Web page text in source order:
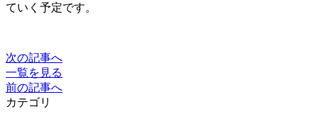
ていく予定です。
次の記事へ
一覧を見る
前の記事へ
カテゴリ